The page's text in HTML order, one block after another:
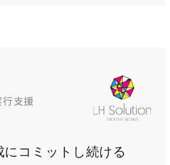
支援
にコミットし続ける